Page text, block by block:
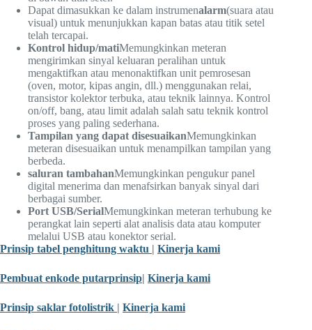
Dapat dimasukkan ke dalam instrumenalarm(suara atau
visual) untuk menunjukkan kapan batas atau titik setel
telah tercapai.
Kontrol hidup/matiMemungkinkan meteran
mengirimkan sinyal keluaran peralihan untuk
mengaktifkan atau menonaktifkan unit pemrosesan
(oven, motor, kipas angin, dll.) menggunakan relai,
transistor kolektor terbuka, atau teknik lainnya. Kontrol
on/off, bang, atau limit adalah salah satu teknik kontrol
proses yang paling sederhana.
Tampilan yang dapat disesuaikanMemungkinkan
meteran disesuaikan untuk menampilkan tampilan yang
berbeda.
saluran tambahanMemungkinkan pengukur panel
digital menerima dan menafsirkan banyak sinyal dari
berbagai sumber.
Port USB/SerialMemungkinkan meteran terhubung ke
perangkat lain seperti alat analisis data atau komputer
melalui USB atau konektor serial.
Prinsip tabel penghitung waktu | Kinerja kami
Pembuat enkode putarprinsip| Kinerja kami
Prinsip saklar fotolistrik | Kinerja kami